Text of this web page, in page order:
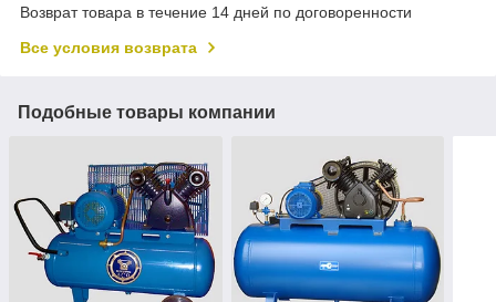
Возврат товара в течение 14 дней по договоренности
Все условия возврата
Подобные товары компании